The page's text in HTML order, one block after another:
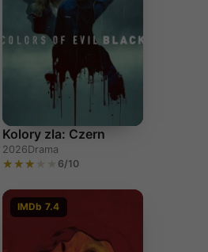
Kolory zla: Czern
2026Drama
6/10
IMDb 7.4